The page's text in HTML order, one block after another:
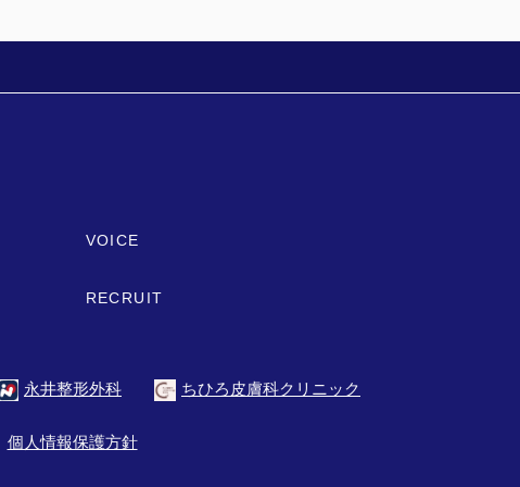
VOICE
RECRUIT
永井整形外科 ちひろ皮膚科クリニック
個人情報保護方針